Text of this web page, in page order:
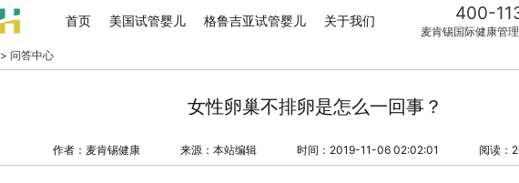
首页 美国试管婴儿 格鲁吉亚试管婴儿 关于我们 400-
麦肯锡国际健康管
> 问答中心
女性卵巢不排卵是怎么一回事？
作者：麦肯锡健康 来源：本站编辑 时间：2019-11-06 02:02:01 阅读：